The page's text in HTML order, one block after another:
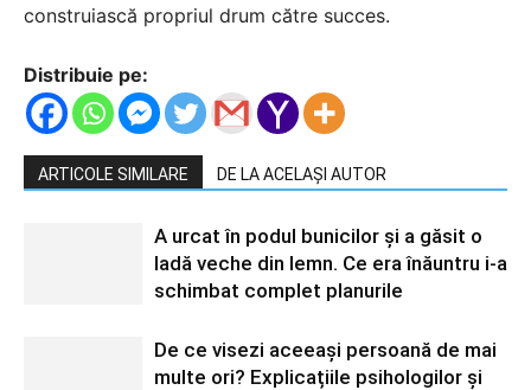
construiască propriul drum către succes.
Distribuie pe:
ARTICOLE SIMILARE DE LA ACELAȘI AUTOR
A urcat în podul bunicilor și a găsit o
ladă veche din lemn. Ce era înăuntru i-a
schimbat complet planurile
De ce visezi aceeași persoană de mai
multe ori? Explicațiile psihologilor și